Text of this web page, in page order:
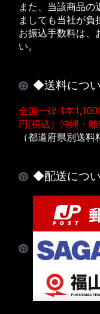
また、当該商品の
ましても当社が負
お振込手数料は、
い。
◆送料につ
全国一律 1本
円(税込）沖縄・離
（都道府県別送料
◆配送につ